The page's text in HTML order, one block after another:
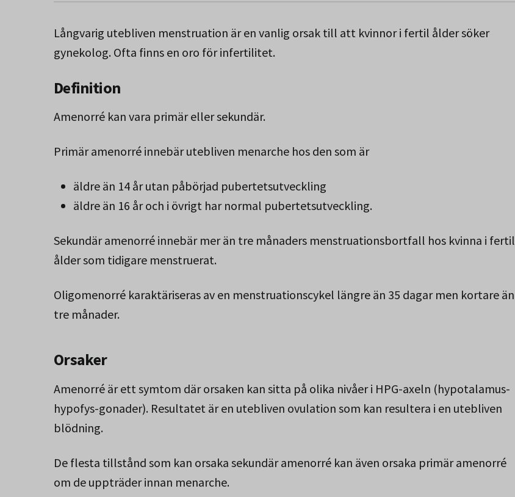
Långvarig utebliven menstruation är en vanlig orsak till att kvinnor i fertil ålder söker
gynekolog. Ofta finns en oro för infertilitet.
Definition
Amenorré kan vara primär eller sekundär.
Primär amenorré innebär utebliven menarche hos den som är
äldre än 14 år utan påbörjad pubertetsutveckling
äldre än 16 år och i övrigt har normal pubertetsutveckling.
Sekundär amenorré innebär mer än tre månaders menstruationsbortfall hos kvinna i fertil
ålder som tidigare menstruerat.
Oligomenorré karaktäriseras av en menstruationscykel längre än 35 dagar men kortare än
tre månader.
Orsaker
Amenorré är ett symtom där orsaken kan sitta på olika nivåer i HPG-axeln (hypotalamus-
hypofys-gonader). Resultatet är en utebliven ovulation som kan resultera i en utebliven
blödning.
De flesta tillstånd som kan orsaka sekundär amenorré kan även orsaka primär amenorré
om de uppträder innan menarche.